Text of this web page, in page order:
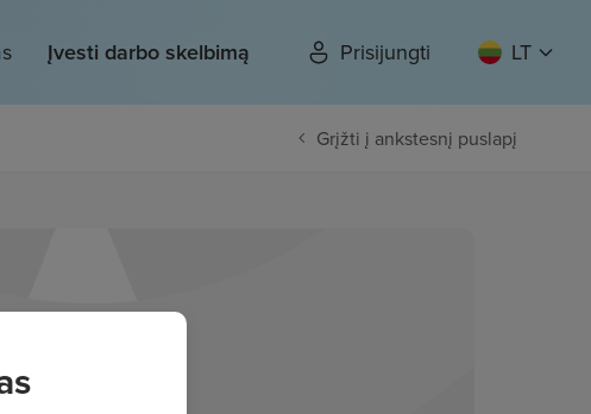
Įvesti darbo skelbimą Prisijungti LT
Grįžti į ankstesnį puslapį